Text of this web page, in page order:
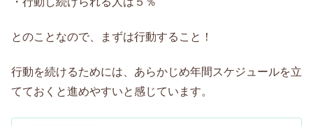
とのことなので、まずは行動すること！
行動を続けるためには、あらかじめ年間スケジュールを立
てておくと進めやすいと感じています。